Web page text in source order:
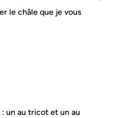
le châle que je vous
un au tricot et un au